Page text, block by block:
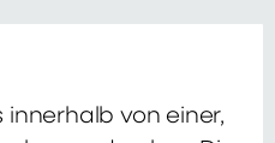
innerhalb von einer,